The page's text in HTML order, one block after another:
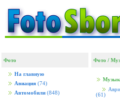
Фото
На главную
Авиация (74)
Автомобили (848)
Фото /
(61)